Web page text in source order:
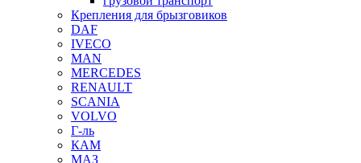
Крепления для брызговиков
DAF
IVECO
MAN
MERCEDES
RENAULT
SCANIA
VOLVO
Г-ль
КАМ
МАЗ